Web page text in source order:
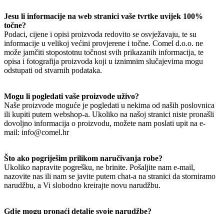
Jesu li informacije na web stranici vaše tvrtke uvijek 100%
točne?
Podaci, cijene i opisi proizvoda redovito se osvježavaju, te su
informacije u velikoj većini provjerene i točne. Comel d.o.o. ne
može jamčiti stopostotnu točnost svih prikazanih informacija, te
opisa i fotografija proizvoda koji u iznimnim slučajevima mogu
odstupati od stvarnih podataka.
Mogu li pogledati vaše proizvode uživo?
Naše proizvode moguće je pogledati u nekima od naših poslovnica
ili kupiti putem webshop-a. Ukoliko na našoj stranici niste pronašli
dovoljno informacija o proizvodu, možete nam poslati upit na e-
mail: info@comel.hr
Što ako pogriješim prilikom naručivanja robe?
Ukoliko napravite pogrešku, ne brinite. Pošaljite nam e-mail,
nazovite nas ili nam se javite putem chat-a na stranici da storniramo
narudžbu, a Vi slobodno kreirajte novu narudžbu.
Gdje mogu pronaći detalje svoje narudžbe?